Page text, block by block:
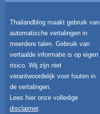
Thailandblog maakt gebruik van
automatische vertalingen in
meerdere talen. Gebruik van
vertaalde informatie is op eigen
risico. Wij zijn niet
verantwoordelijk voor fouten in
de vertalingen.
Lees hier onze volledige
disclaimer.